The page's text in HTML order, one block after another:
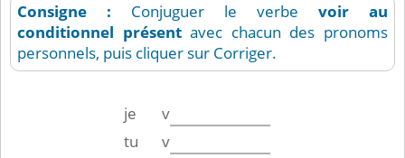
Consigne : Conjuguer le verbe voir
au
conditionnel présentavec chacun des pronoms
personnels, puis cliquer sur Corriger.
je
v
tu
v